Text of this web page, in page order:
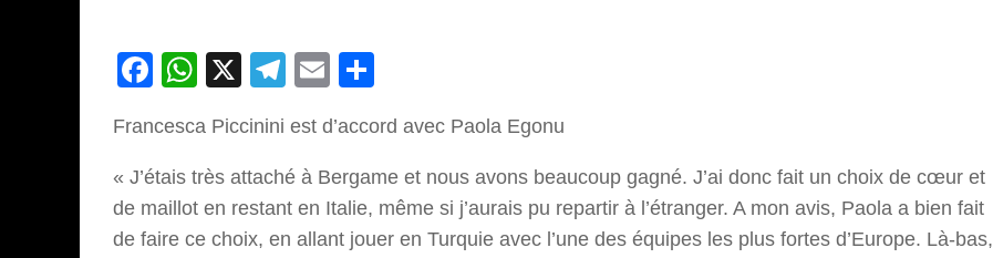
Facebook
WhatsApp
X Telegram
Email
Francesca Piccinini est d’accord avec Paola Egonu
« J’étais très attaché à Bergame et nous avons beaucoup gagné. J’ai donc fait un choix de cœur et
de maillot en restant en Italie, même si j’aurais pu repartir à l’étranger. A mon avis, Paola a bien fait
de faire ce choix, en allant jouer en Turquie avec l’une des équipes les plus fortes d’Europe. Là-bas,